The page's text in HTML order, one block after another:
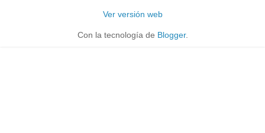
Ver versión web
Con la tecnología de Blogger.